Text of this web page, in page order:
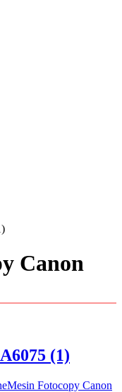
Canon
(1)
Mesin Fotocopy Canon